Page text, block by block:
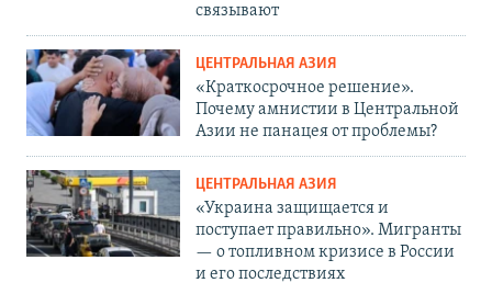
связывают
ЦЕНТРАЛЬНАЯ АЗИЯ
«Краткосрочное решение».
Почему амнистии в Центральной
Азии не панацея от проблемы?
ЦЕНТРАЛЬНАЯ АЗИЯ
«Украина защищается и
поступает правильно». Мигранты
— о топливном кризисе в России
и его последствиях